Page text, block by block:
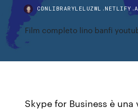
Film completo lino banfi
Skype for Business è una